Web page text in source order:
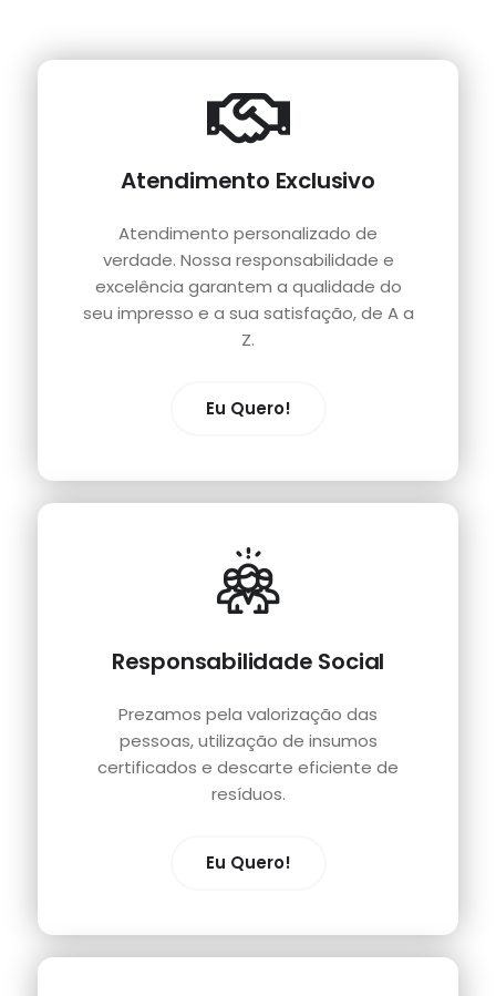
Atendimento Exclusivo
Atendimento personalizado de
verdade. Nossa responsabilidade e
excelência garantem a qualidade do
seu impresso e a sua satisfação, de A a
Z.
Eu Quero!
Responsabilidade Social
Prezamos pela valorização das
pessoas, utilização de insumos
certificados e descarte eficiente de
resíduos.
Eu Quero!